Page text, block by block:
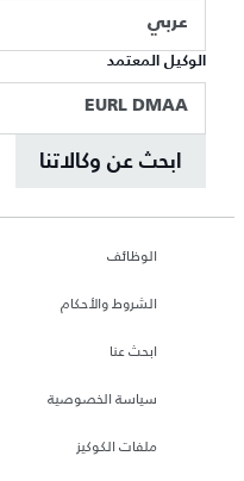
عربي
الوكيل المعتمد
EURL DMAA
ابحث عن وكالاتنا
الوظائف
الشروط والأحكام
ابحث عنا
سياسة الخصوصية
ملفات الكوكيز